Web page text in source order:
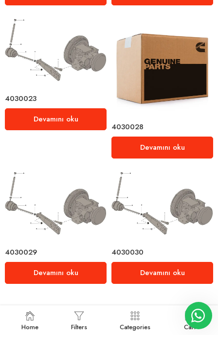
4030023
Devamını oku
4030028
Devamını oku
4030029
Devamını oku
4030030
Devamını oku
Home Filters Categories Cart